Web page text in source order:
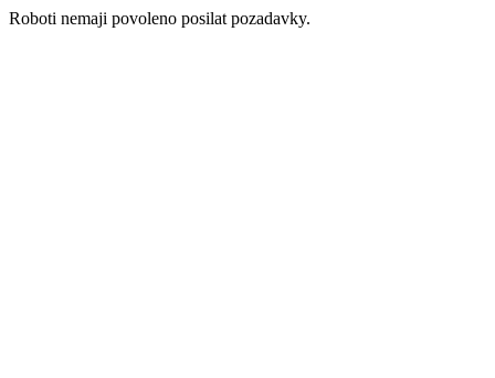
Roboti nemaji povoleno posilat pozadavky.